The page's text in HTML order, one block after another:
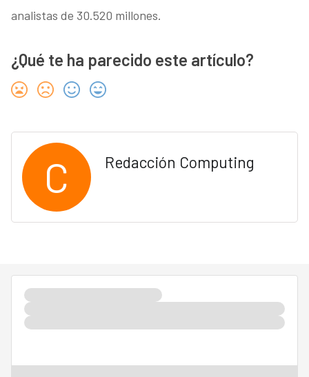
analistas de 30.520 millones.
¿Qué te ha parecido este artículo?
C Redacción Computing